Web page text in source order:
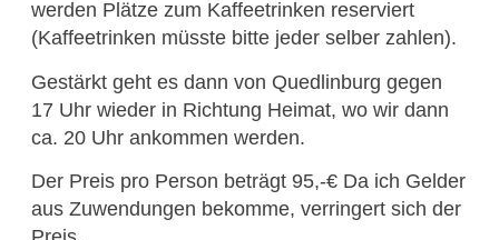
werden Plätze zum Kaffeetrinken reserviert
(Kaffeetrinken müsste bitte jeder selber zahlen).
Gestärkt geht es dann von Quedlinburg gegen
17 Uhr wieder in Richtung Heimat, wo wir dann
ca. 20 Uhr ankommen werden.
Der Preis pro Person beträgt 95,-€ Da ich Gelder
aus Zuwendungen bekomme, verringert sich der